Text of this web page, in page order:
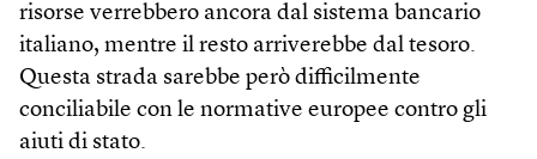
risorse verrebbero ancora dal sistema bancario
italiano, mentre il resto arriverebbe dal tesoro.
Questa strada sarebbe però difficilmente
conciliabile con le normative europee contro gli
aiuti di stato.